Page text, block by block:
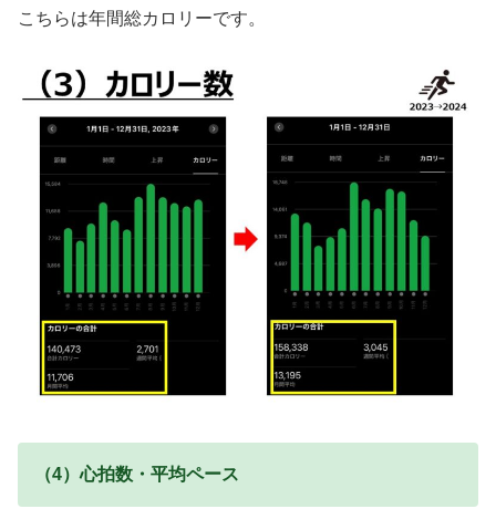
こちらは年間総カロリーです。
（4）心拍数・平均ペース